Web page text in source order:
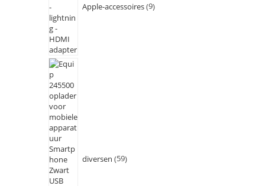
Apple-accessoires 9
diversen 59